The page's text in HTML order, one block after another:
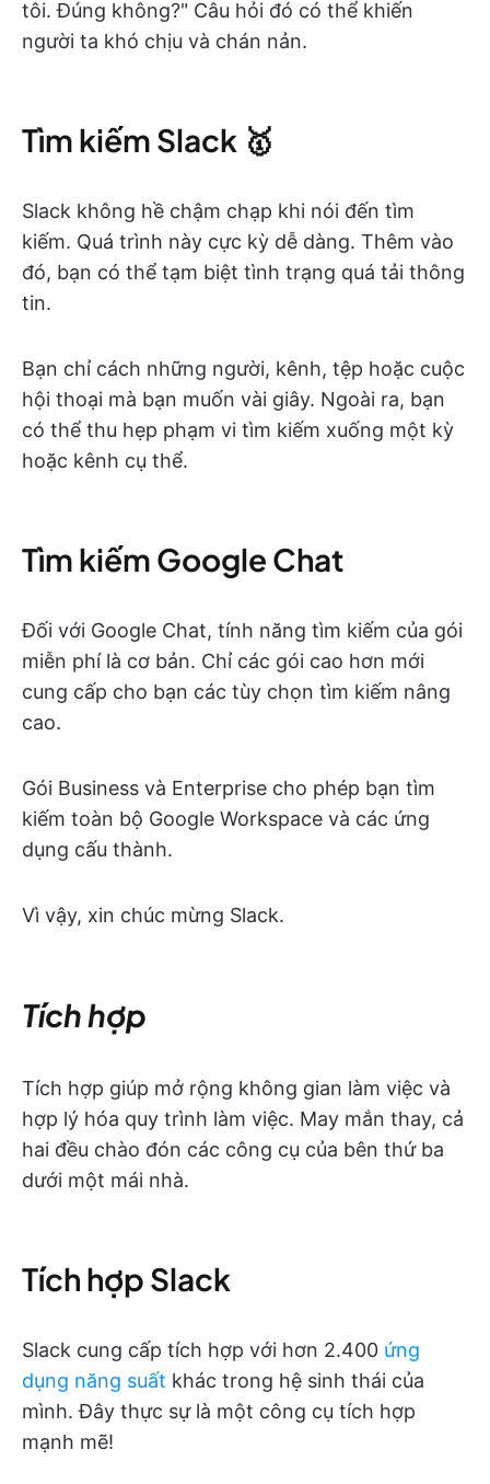
tôi. Đúng không?" Câu hỏi đó có thể khiến
người ta khó chịu và chán nản.
Tìm kiếm Slack 🥇
Slack không hề chậm chạp khi nói đến tìm
kiếm. Quá trình này cực kỳ dễ dàng. Thêm vào
đó, bạn có thể tạm biệt tình trạng quá tải thông
tin.
Bạn chỉ cách những người, kênh, tệp hoặc cuộc
hội thoại mà bạn muốn vài giây. Ngoài ra, bạn
có thể thu hẹp phạm vi tìm kiếm xuống một kỳ
hoặc kênh cụ thể.
Tìm kiếm Google Chat
Đối với Google Chat, tính năng tìm kiếm của gói
miễn phí là cơ bản. Chỉ các gói cao hơn mới
cung cấp cho bạn các tùy chọn tìm kiếm nâng
cao.
Gói Business và Enterprise cho phép bạn tìm
kiếm toàn bộ Google Workspace và các ứng
dụng cấu thành.
Vì vậy, xin chúc mừng Slack.
Tích hợp
Tích hợp giúp mở rộng không gian làm việc và
hợp lý hóa quy trình làm việc. May mắn thay, cả
hai đều chào đón các công cụ của bên thứ ba
dưới một mái nhà.
Tích hợp Slack
Slack cung cấp tích hợp với hơn 2.400 ứng
dụng năng suất khác trong hệ sinh thái của
mình. Đây thực sự là một công cụ tích hợp
mạnh mẽ!